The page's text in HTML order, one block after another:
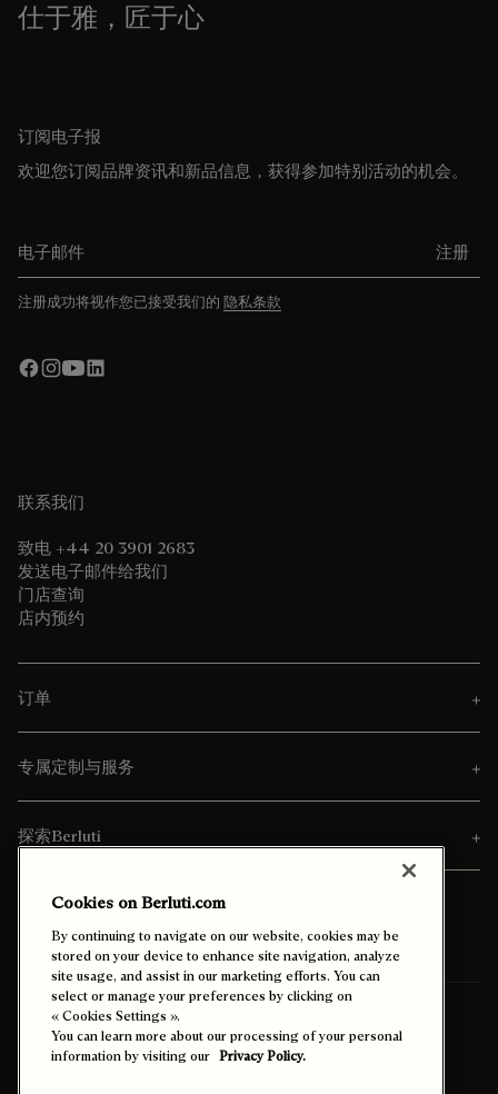
仕于雅，匠于心
订阅电子报
欢迎您订阅品牌资讯和新品信息，获得参加特别活动的机会。
注册
注册成功将视作您已接受我们的 隐私条款
联系我们
致电 +44 20 3901 2683
发送电子邮件给我们
门店查询
店内预约
订单
专属定制与服务
探索Berluti
寄送至 中國香港特別行政區 (中文)
Cookies on Berluti.com
By continuing to navigate on our website, cookies may be
stored on your device to enhance site navigation, analyze
site usage, and assist in our marketing efforts. You can
select or manage your preferences by clicking on
« Cookies Settings ».
You can learn more about our processing of your personal
information by visiting our Privacy Policy.